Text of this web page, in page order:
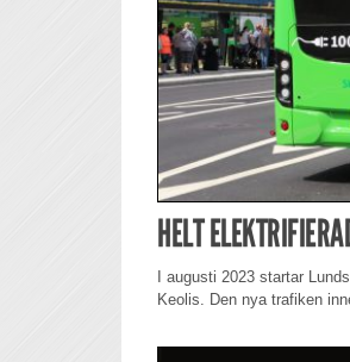
HELT
I augusti 2023 startar
Keolis. Den nya trafiken